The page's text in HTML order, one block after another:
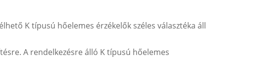
K típusú hőelemes érzékelők széles választéka áll
A rendelkezésre álló K típusú hőelemes